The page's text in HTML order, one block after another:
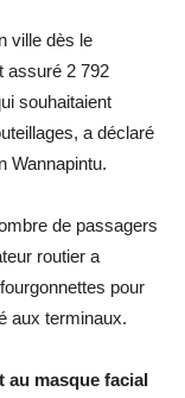
ville dès le
assuré 2 792
souhaitaient
a déclaré
Wannapintu.
de passagers
routier a
pour
aux terminaux.
au masque facial